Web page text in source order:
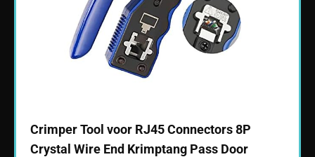
Crimper Tool voor RJ45 Connectors 8P
Crystal Wire End Krimptang Pass Door